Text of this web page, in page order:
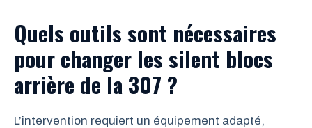
Quels outils sont nécessaires
pour changer les silent blocs
arrière de la 307 ?
L’intervention requiert un équipement adapté,